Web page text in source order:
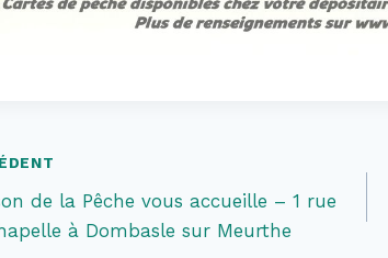
de la Pêche vous accueille – 1 rue
à Dombasle sur Meurthe